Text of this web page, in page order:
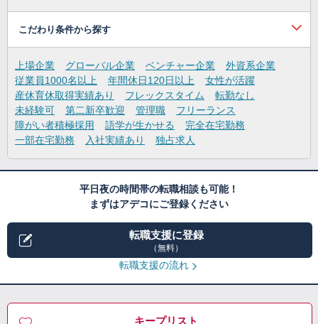
こだわり条件から探す
上場企業 グローバル企業 ベンチャー企業
外資系企業
従業員1000名以上
年間休日120日以上
女性が活躍
産休育休取得実績あり
フレックスタイム
転勤なし
未経験可
第二新卒歓迎 管理職
フリーランス
障がい者積極採用
語学が生かせる
完全在宅勤務
一部在宅勤務
入社実績あり 独占求人
平日夜の時間帯の転職相談も可能！
まずはアデコにご登録ください
転職支援に登録
（無料）
転職支援の流れ
キープリスト